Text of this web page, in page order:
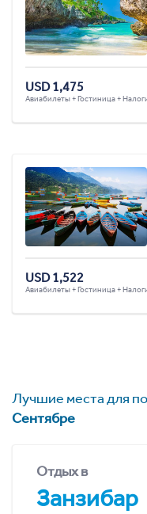
USD 1,475
Авиабилеты + Гостиница +
USD 1,522
Авиабилеты + Гостиница +
Лучшие места для
Сентябре
Отдых в
Занзибар